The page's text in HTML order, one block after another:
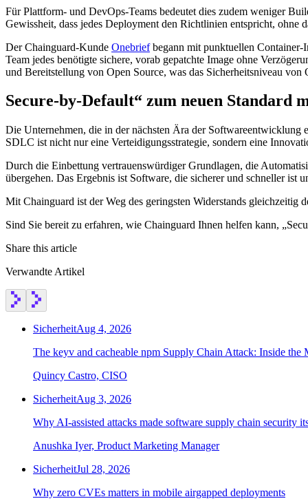
Für Plattform- und DevOps-Teams bedeutet dies zudem weniger
Gewissheit, dass jedes Deployment den Richtlinien entspricht, ohne
Der Chainguard-Kunde Onebriefbegann mit punktuellen Container-
Team jedes benötigte sichere, vorab gepatchte Image ohne
und Bereitstellung von Open Source, was das Sicherheitsniveau
Secure-by-Default“ zum neuen Standard
Die Unternehmen, die in der nächsten Ära der Softwareentwicklung
SDLC ist nicht nur eine Verteidigungsstrategie, sondern eine
Durch die Einbettung vertrauenswürdiger Grundlagen, die
übergehen. Das Ergebnis ist Software, die sicherer und schneller
Mit Chainguard ist der Weg des geringsten Widerstands gleichzeitig
Sind Sie bereit zu erfahren, wie Chainguard Ihnen helfen kann,
Share this article
Verwandte Artikel
SicherheitAug 4, 2026
The keyv and cacheable npm Supply Chain Attack: Inside
Quincy Castro, CISO
SicherheitAug 3, 2026
Why AI-assisted attacks made software supply chain security
Anushka Iyer, Product Marketing Manager
SicherheitJul 28, 2026
Why zero CVEs matters in mobile airgapped deployments